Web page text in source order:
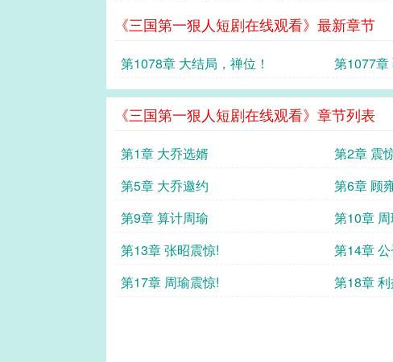
《三国第一狠人短剧在线观看》最新章节
第1078章 大结局，禅位！ 第1077章
《三国第一狠人短剧在线观看》章节列表
第1章 大乔选婿 第2章 震
第5章 大乔邀约
第6章 顾
第9章 算计周瑜
第10章
第13章 张昭震惊!
第14章
第17章 周瑜震惊!
第18章